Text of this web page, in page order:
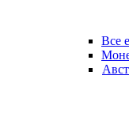
Все